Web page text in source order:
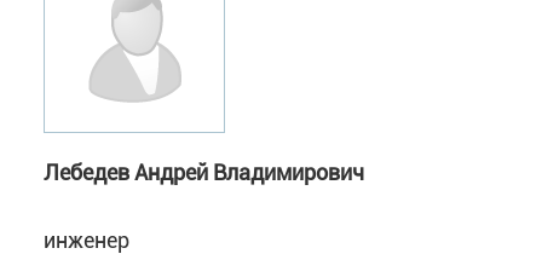
Лебедев Андрей Владимирович
инженер